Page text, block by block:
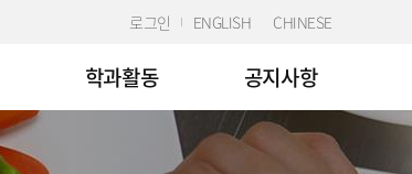
로그인 ENGLISH CHINESE
학과활동 공지사항